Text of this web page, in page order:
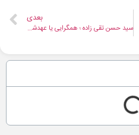
بعدی
سید حسن تقی‌ زاده ؛ همگرایی یا عهدشکنی؟